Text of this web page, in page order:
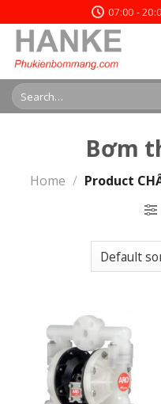
to
content
07:00 -
Search
for:
Bơm
Home / Product